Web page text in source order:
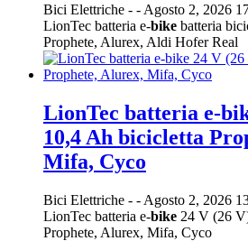
Bici Elettriche - - Agosto 2, 2026
LionTec batteria e-bike batteria
Prophete, Alurex, Aldi Hofer Real
LionTec batteria e-
10,4 Ah bicicletta
Mifa, Cyco
Bici Elettriche - - Agosto 2, 2026
LionTec batteria e-bike 24 V (26
Prophete, Alurex, Mifa, Cyco